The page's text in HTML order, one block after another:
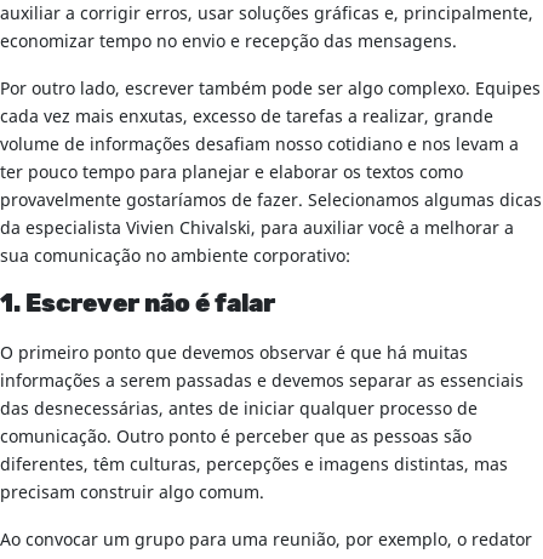
auxiliar a corrigir erros, usar soluções gráficas e, principalmente,
economizar tempo no envio e recepção das mensagens.
Por outro lado, escrever também pode ser algo complexo. Equipes
cada vez mais enxutas, excesso de tarefas a realizar, grande
volume de informações desafiam nosso cotidiano e nos levam a
ter pouco tempo para planejar e elaborar os textos como
provavelmente gostaríamos de fazer. Selecionamos algumas dicas
da especialista Vivien Chivalski, para auxiliar você a melhorar a
sua comunicação no ambiente corporativo:
1. Escrever não é falar
O primeiro ponto que devemos observar é que há muitas
informações a serem passadas e devemos separar as essenciais
das desnecessárias, antes de iniciar qualquer processo de
comunicação. Outro ponto é perceber que as pessoas são
diferentes, têm culturas, percepções e imagens distintas, mas
precisam construir algo comum.
Ao convocar um grupo para uma reunião, por exemplo, o redator